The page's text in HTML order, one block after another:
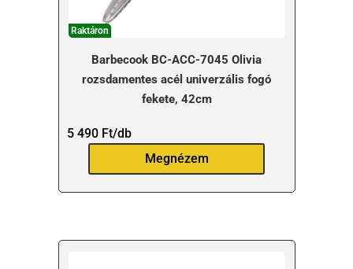
Raktáron
Barbecook BC-ACC-7045 Olivia
rozsdamentes acél univerzális fogó
fekete, 42cm
5 490 Ft/db
Megnézem